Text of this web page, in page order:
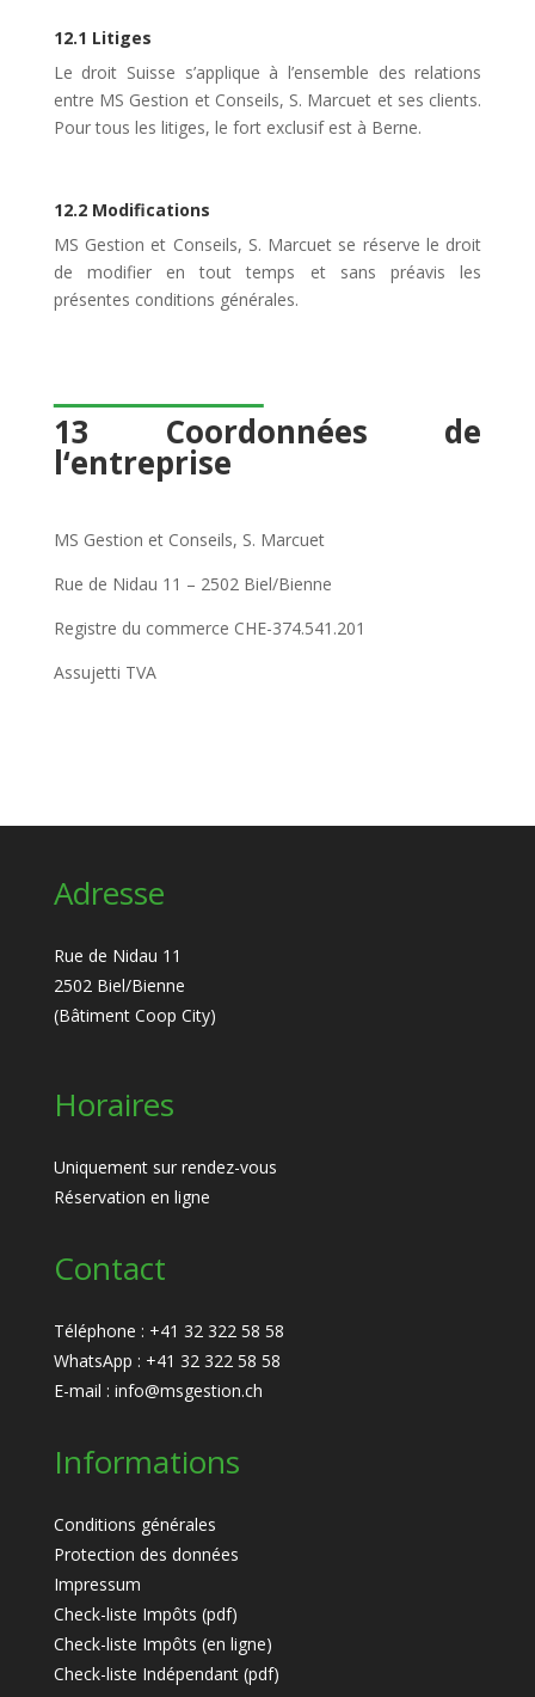
12.1 Litiges
Le droit Suisse s’applique à l’ensemble des relations
entre MS Gestion et Conseils, S. Marcuet et ses clients.
Pour tous les litiges, le fort exclusif est à Berne.
12.2 Modifications
MS Gestion et Conseils, S. Marcuet se réserve le droit
de modifier en tout temps et sans préavis les
présentes conditions générales.
13 Coordonnées de
l‘entreprise
MS Gestion et Conseils, S. Marcuet
Rue de Nidau 11 – 2502 Biel/Bienne
Registre du commerce CHE-374.541.201
Assujetti TVA
Adresse
Rue de Nidau 11
2502 Biel/Bienne
(Bâtiment Coop City)
Horaires
Uniquement sur rendez-vous
Réservation en ligne
Contact
Téléphone : +41 32 322 58 58
WhatsApp : +41 32 322 58 58
E-mail : info@msgestion.ch
Informations
Conditions générales
Protection des données
Impressum
Check-liste Impôts (pdf)
Check-liste Impôts (en ligne)
Check-liste Indépendant (pdf)